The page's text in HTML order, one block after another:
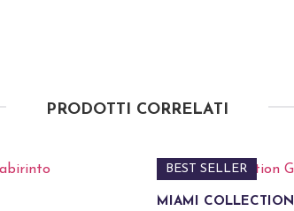
PRODOTTI CORRELATI
BEST SELLER
MIAMI COLLECTION